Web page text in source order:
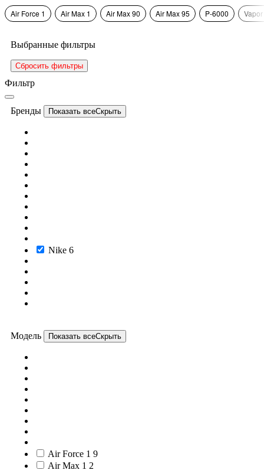
Air Force 1 Air Max 1 Air Max 90 Air Max 95 P-6000
Выбранные фильтры
Сбросить фильтры
Фильтр
Бренды Показать всеСкрыть
Nike 6
Модель Показать всеСкрыть
Air Force 1 9
Air Max 1 2